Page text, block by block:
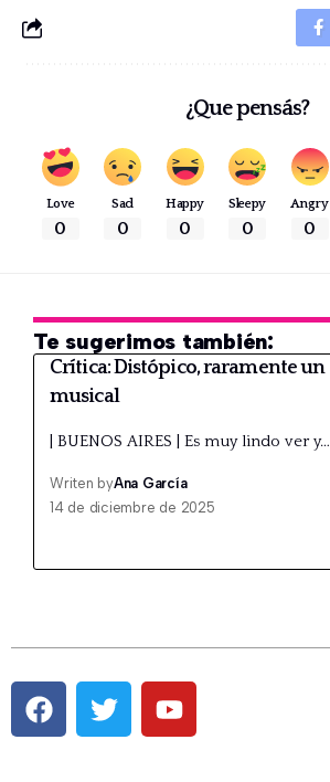
¿Que pensás?
Love
0
Sad
0
Happy
0
Sleepy
0
Angry
0
Te sugerimos también:
Crítica: Distópico, raramente un
musical
| BUENOS AIRES | Es muy lindo ver y…
Writen byAna García
14 de diciembre de 2025